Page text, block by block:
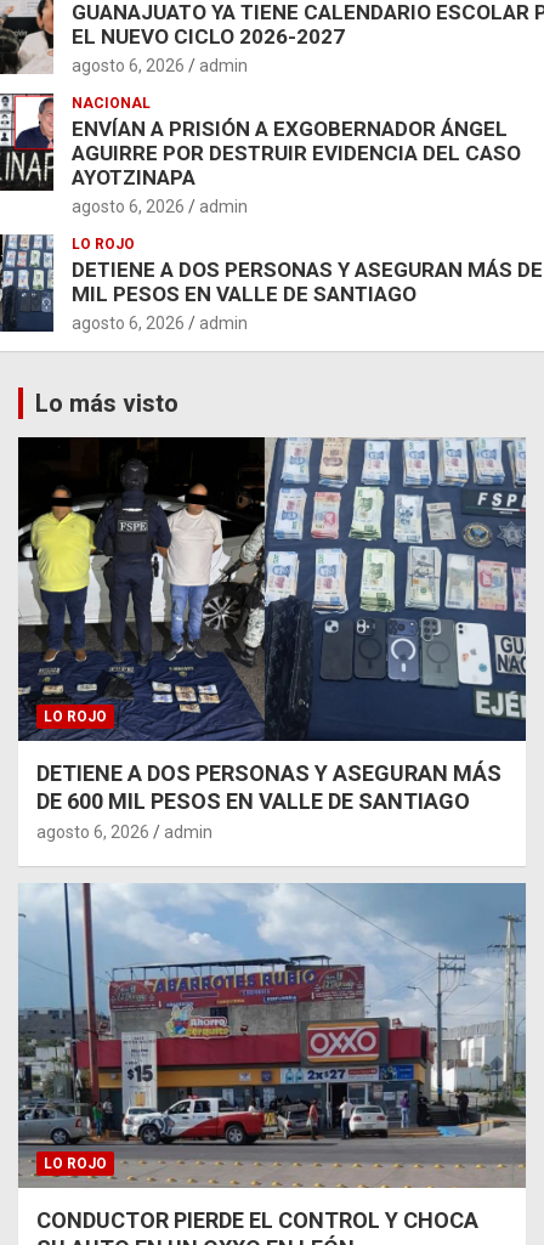
GUANAJUATO YA TIENE CALENDARIO ESCOLAR
EL NUEVO CICLO 2026-2027
agosto 6, 2026 admin
NACIONAL
ENVÍAN A PRISIÓN A EXGOBERNADOR ÁNGEL
AGUIRRE POR DESTRUIR EVIDENCIA DEL CASO
AYOTZINAPA
agosto 6, 2026 admin
LO ROJO
DETIENE A DOS PERSONAS Y ASEGURAN MÁS
MIL PESOS EN VALLE DE SANTIAGO
agosto 6, 2026 admin
Lo más visto
LO ROJO
DETIENE A DOS PERSONAS Y ASEGURAN MÁS
DE 600 MIL PESOS EN VALLE DE SANTIAGO
agosto 6, 2026 admin
LO ROJO
CONDUCTOR PIERDE EL CONTROL Y CHOCA